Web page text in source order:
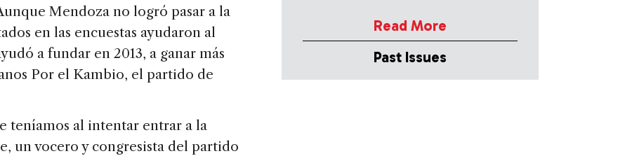
Mendoza no logró pasar a la
en las encuestas ayudaron al
a fundar en 2013, a ganar más
Por el Kambio, el partido de
teníamos al intentar entrar a la
un vocero y congresista del partido
Read More
Past Issues